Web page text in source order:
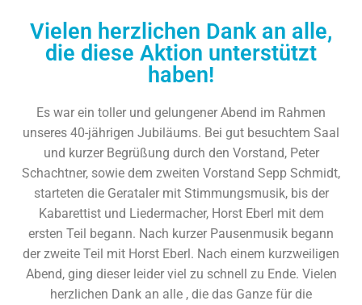
Vielen herzlichen Dank an alle,
die diese Aktion unterstützt
haben!
Es war ein toller und gelungener Abend im Rahmen
unseres 40-jährigen Jubiläums. Bei gut besuchtem Saal
und kurzer Begrüßung durch den Vorstand, Peter
Schachtner, sowie dem zweiten Vorstand Sepp Schmidt,
starteten die Gerataler mit Stimmungsmusik, bis der
Kabarettist und Liedermacher, Horst Eberl mit dem
ersten Teil begann. Nach kurzer Pausenmusik begann
der zweite Teil mit Horst Eberl. Nach einem kurzweiligen
Abend, ging dieser leider viel zu schnell zu Ende. Vielen
herzlichen Dank an alle , die das Ganze für die